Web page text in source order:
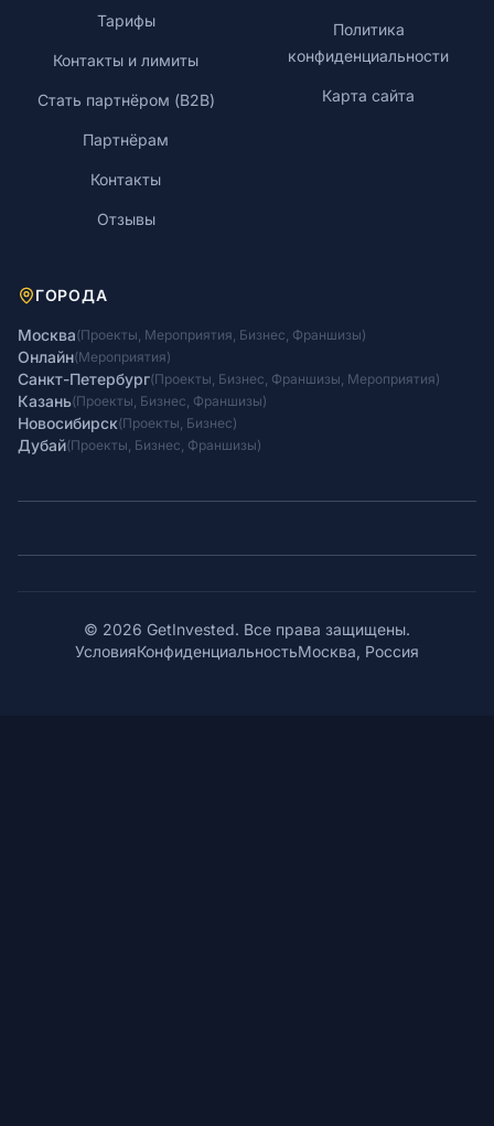
Тарифы
Контакты и лимиты
Стать партнёром (B2B)
Партнёрам
Контакты
Отзывы
Политика
конфиденциальности
Карта сайта
ГОРОДА
Москва(Проекты, Мероприятия, Бизнес, Франшизы)
Онлайн(Мероприятия)
Санкт-Петербург(Проекты, Бизнес, Франшизы, Мероприятия)
Казань(Проекты, Бизнес, Франшизы)
Новосибирск(Проекты, Бизнес)
Дубай(Проекты, Бизнес, Франшизы)
© 2026 GetInvested. Все права защищены.
УсловияКонфиденциальностьМосква, Россия